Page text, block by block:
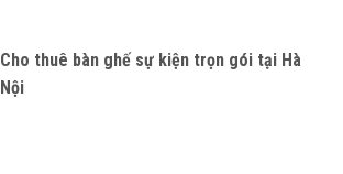
Cho thuê bàn ghế sự kiện trọn gói tại Hà
Nội